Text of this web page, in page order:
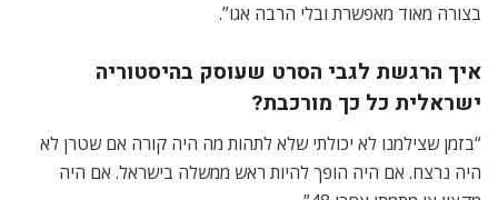
בצורה מאוד מאפשרת ובלי הרבה אגו”.
איך הרגשת לגבי הסרט שעוסק בהיסטוריה
ישראלית כל כך מורכבת?
“בזמן שצילמנו לא יכולתי שלא לתהות מה היה קורה אם שטרן לא
היה נרצח. אם היה הופך להיות ראש ממשלה בישראל. אם היה